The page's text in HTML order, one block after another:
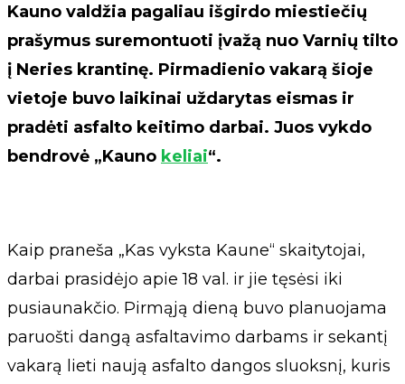
Kauno valdžia pagaliau išgirdo miestiečių
prašymus suremontuoti įvažą nuo Varnių tilto
į Neries krantinę. Pirmadienio vakarą šioje
vietoje buvo laikinai uždarytas eismas ir
pradėti asfalto keitimo darbai. Juos vykdo
bendrovė „Kauno keliai“.
Kaip praneša „Kas vyksta Kaune“ skaitytojai,
darbai prasidėjo apie 18 val. ir jie tęsėsi iki
pusiaunakčio. Pirmąją dieną buvo planuojama
paruošti dangą asfaltavimo darbams ir sekantį
vakarą lieti naują asfalto dangos sluoksnį, kuris